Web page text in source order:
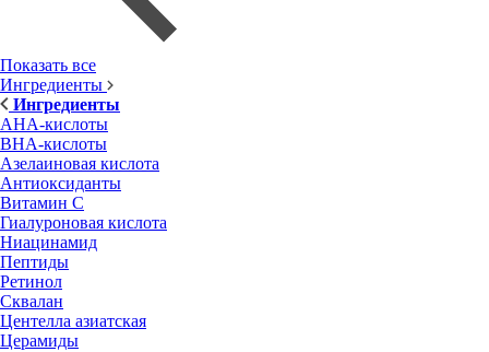
Показать все
Ингредиенты
Ингредиенты
AHA-кислоты
BHA-кислоты
Азелаиновая кислота
Антиоксиданты
Витамин С
Гиалуроновая кислота
Ниацинамид
Пептиды
Ретинол
Сквалан
Центелла азиатская
Церамиды